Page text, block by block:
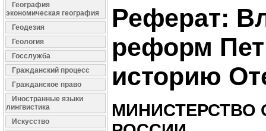
География
экономическая география
Геодезия
Геология
Госслужба
Гражданский процесс
Гражданское право
Иностранные языки
лингвистика
Искусство
Реферат:
реформ
историю
МИНИСТЕРСТВО